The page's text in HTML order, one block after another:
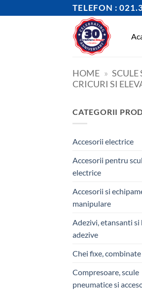
to
TELEFON :
HOME » SCULE
CRICURI SI
CATEGORII
Accesorii electrice
Accesorii pentru
electrice
Accesorii si
manipulare
Adezivi, etansanti si
adezive
Chei fixe,
Compresoare, scule
pneumatice si